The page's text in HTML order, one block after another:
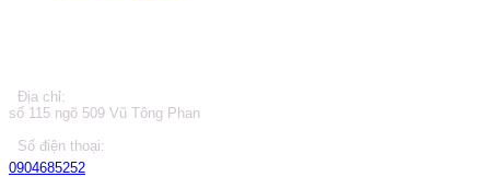
Địa chỉ:
số 115 ngõ 509 Vũ Tông Phan
Số điện thoại:
0904685252